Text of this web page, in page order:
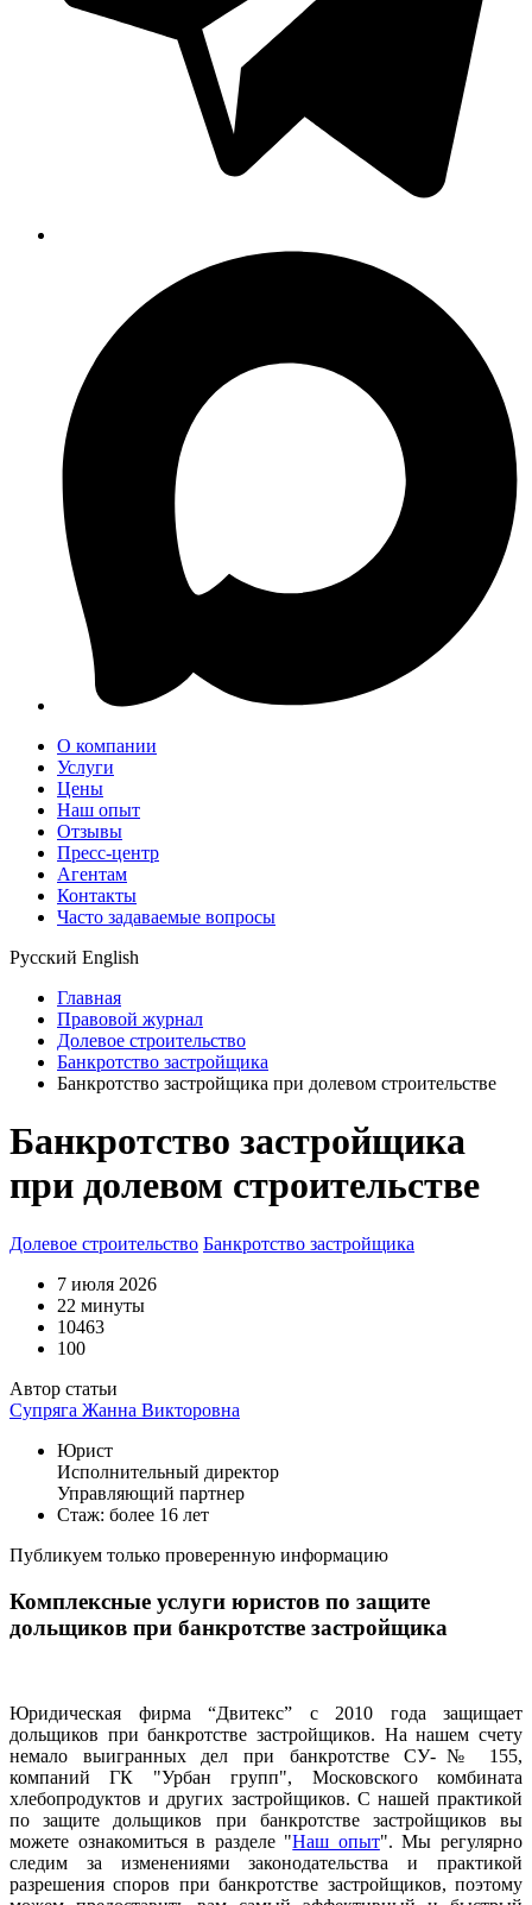
О компании
Услуги
Цены
Наш опыт
Отзывы
Пресс-центр
Агентам
Контакты
Часто задаваемые вопросы
Русский English
Главная
Правовой журнал
Долевое строительство
Банкротство застройщика
Банкротство застройщика при долевом строительстве
Банкротство застройщика
при долевом строительстве
Долевое строительство Банкротство застройщика
7 июля 2026
22 минуты
10463
100
Автор статьи
Супряга Жанна Викторовна
Юрист
Исполнительный директор
Управляющий партнер
Стаж: более 16 лет
Публикуем только проверенную информацию
Комплексные услуги юристов по защите
дольщиков при банкротстве застройщика
Юридическая фирма “Двитекс” с 2010 года защищает
дольщиков при банкротстве застройщиков. На нашем счету
немало выигранных дел при банкротстве СУ-№ 155,
компаний ГК "Урбан групп", Московского комбината
хлебопродуктов и других застройщиков. С нашей практикой
по защите дольщиков при банкротстве застройщиков вы
можете ознакомиться в разделе "Наш опыт". Мы регулярно
следим за изменениями законодательства и практикой
разрешения споров при банкротстве застройщиков, поэтому